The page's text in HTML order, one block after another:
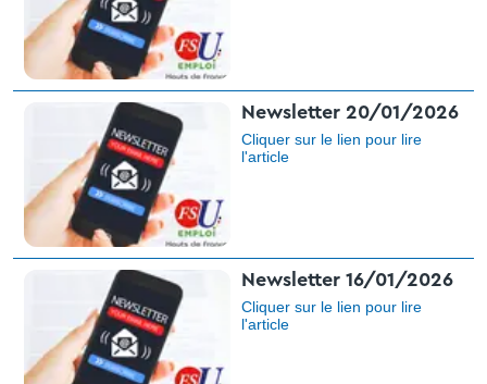
Newsletter 20/01/2026
Cliquer sur le lien pour lire
l'article​
Newsletter 16/01/2026
Cliquer sur le lien pour lire
l'article​